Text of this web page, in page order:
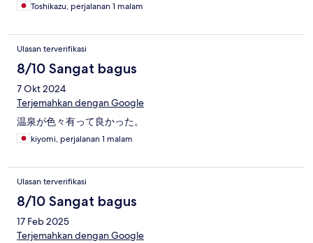
Toshikazu, perjalanan 1 malam
Ulasan terverifikasi
8/10 Sangat bagus
7 Okt 2024
Terjemahkan dengan Google
温泉が色々有って良かった。
kiyomi, perjalanan 1 malam
Ulasan terverifikasi
8/10 Sangat bagus
17 Feb 2025
Terjemahkan dengan Google